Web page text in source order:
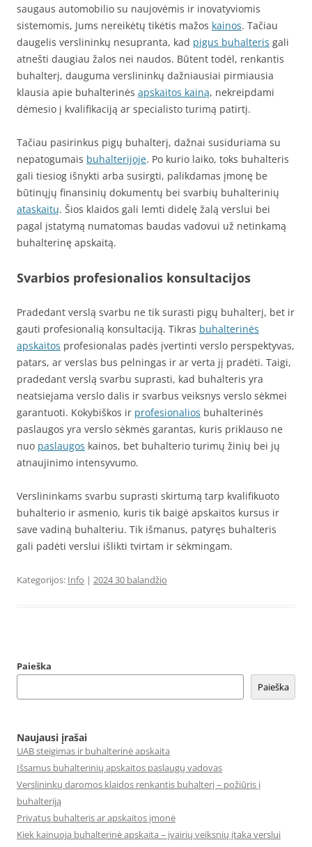
saugaus automobilio su naujovėmis ir inovatyviomis
sistemomis, Jums nereikėtų tikėtis mažos kainos. Tačiau
daugelis verslininkų nesupranta, kad pigus buhalteris gali
atnešti daugiau žalos nei naudos. Būtent todėl, renkantis
buhalterį, dauguma verslininkų dažniausiai pirmiausia
klausia apie buhalterinės apskaitos kainą, nekreipdami
dėmesio į kvalifikaciją ar specialisto turimą patirtį.
Tačiau pasirinkus pigų buhalterį, dažnai susiduriama su
nepatogumais buhalterijoje. Po kurio laiko, toks buhalteris
gali tiesiog išnykti arba susirgti, palikdamas įmonę be
būtinųjų finansinių dokumentų bei svarbių buhalterinių
ataskaitų. Šios klaidos gali lemti didelę žalą verslui bei
pagal įstatymą numatomas baudas vadovui už netinkamą
buhalterinę apskaitą.
Svarbios profesionalios konsultacijos
Pradedant verslą svarbu ne tik surasti pigų buhalterį, bet ir
gauti profesionalią konsultaciją. Tikras buhalterinės
apskaitos profesionalas padės įvertinti verslo perspektyvas,
patars, ar verslas bus pelningas ir ar verta jį pradėti. Taigi,
pradedant verslą svarbu suprasti, kad buhalteris yra
neatsiejama verslo dalis ir svarbus veiksnys verslo sėkmei
garantuoti. Kokybiškos ir profesionalios buhalterinės
paslaugos yra verslo sėkmės garantas, kuris priklauso ne
nuo paslaugos kainos, bet buhalterio turimų žinių bei jų
atnaujinimo intensyvumo.
Verslininkams svarbu suprasti skirtumą tarp kvalifikuoto
buhalterio ir asmenio, kuris tik baigė apskaitos kursus ir
save vadiną buhalteriu. Tik išmanus, patyręs buhalteris
gali padėti verslui išlikti tvirtam ir sėkmingam.
Kategorijos: Info | 2024 30 balandžio
Paieška
Paieška
Naujausi įrašai
UAB steigimas ir buhalterinė apskaita
Išsamus buhalterinių apskaitos paslaugų vadovas
Verslininkų daromos klaidos renkantis buhalterį – požiūris į
buhalteriją
Privatus buhalteris ar apskaitos įmonė
Kiek kainuoja buhalterinė apskaita – įvairių veiksnių įtaka verslui